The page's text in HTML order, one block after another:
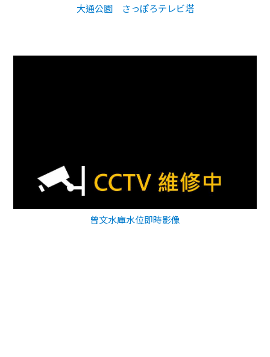
大通公園 さっぽろテレビ塔
曾文水庫水位即時影像